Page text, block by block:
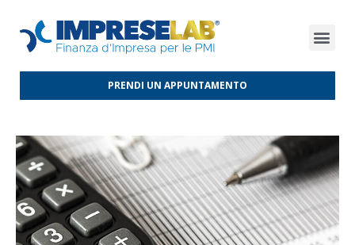
PRENDI UN APPUNTAMENTO